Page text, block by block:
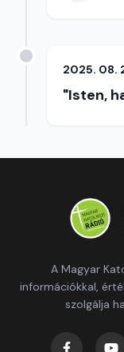
2025. 08.
"Isten,
A Magyar
információkkal,
szolgálja